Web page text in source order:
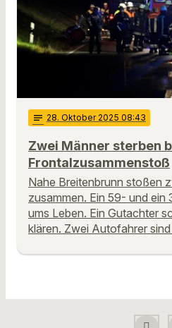
notes 28. Oktober 2025 08:43
Zwei Männer sterben
Frontalzusammenstoß
Nahe Breitenbrunn stoßen
zusammen. Ein 59- und ein
ums Leben. Ein Gutachter
klären. Zwei Autofahrer